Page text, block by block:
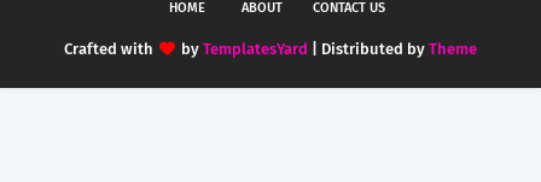
HOME ABOUT CONTACT US
Crafted with by TemplatesYard | Distributed by Theme